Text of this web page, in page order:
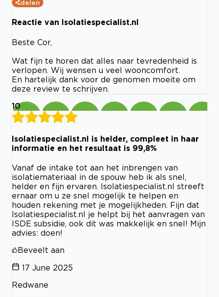
delen
Reactie van Isolatiespecialist.nl
Beste Cor,
Wat fijn te horen dat alles naar tevredenheid is
verlopen. Wij wensen u veel wooncomfort.
En hartelijk dank voor de genomen moeite om
deze review te schrijven.
10
Isolatiespecialist.nl is helder, compleet in haar
informatie en het resultaat is 99,8%
Vanaf de intake tot aan het inbrengen van
isolatiemateriaal in de spouw heb ik als snel,
helder en fijn ervaren. Isolatiespecialist.nl streeft
ernaar om u ze snel mogelijk te helpen en
houden rekening met je mogelijkheden. Fijn dat
Isolatiespecialist.nl je helpt bij het aanvragen van
ISDE subsidie, ook dit was makkelijk en snel! Mijn
advies: doen!
Beveelt aan
17 June 2025
Redwane